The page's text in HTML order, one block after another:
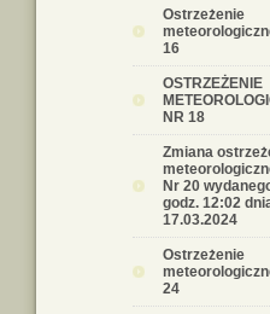
Ostrzeżenie
16
OSTRZEŻENIE
NR 18
Zmiana
Nr 20
godz. 12:02
17.03.2024
Ostrzeżenie
24